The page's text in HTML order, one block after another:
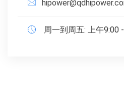
周一到周五: 上午9:00